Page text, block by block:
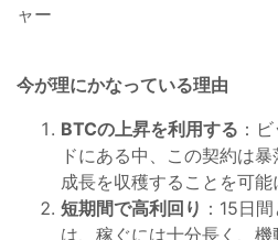
ャー
今が理にかなっている理由
BTCの上昇を利用する ：
ドにある中、この契約は
成長を収穫することを可能
短期間で高利回り ：15日
は、稼ぐには十分長く、